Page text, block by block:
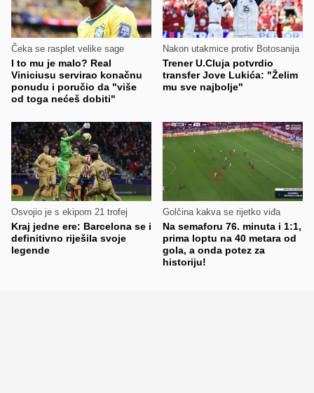
Čeka se rasplet velike sage
I to mu je malo? Real
Viniciusu servirao konačnu
ponudu i poručio da "više
od toga nećeš dobiti"
Nakon utakmice protiv Botosanija
Trener U.Cluja potvrdio
transfer Jove Lukića: "Želim
mu sve najbolje"
Osvojio je s ekipom 21 trofej
Kraj jedne ere: Barcelona se i
definitivno riješila svoje
legende
Golčina kakva se rijetko viđa
Na semaforu 76. minuta i 1:1,
prima loptu na 40 metara od
gola, a onda potez za
historiju!